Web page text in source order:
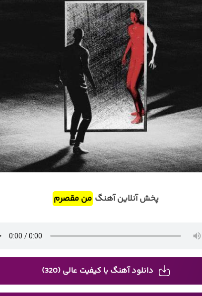
پخش آنلاین آهنگ من مقصرم
دانلود آهنگ با کیفیت عالی (320)